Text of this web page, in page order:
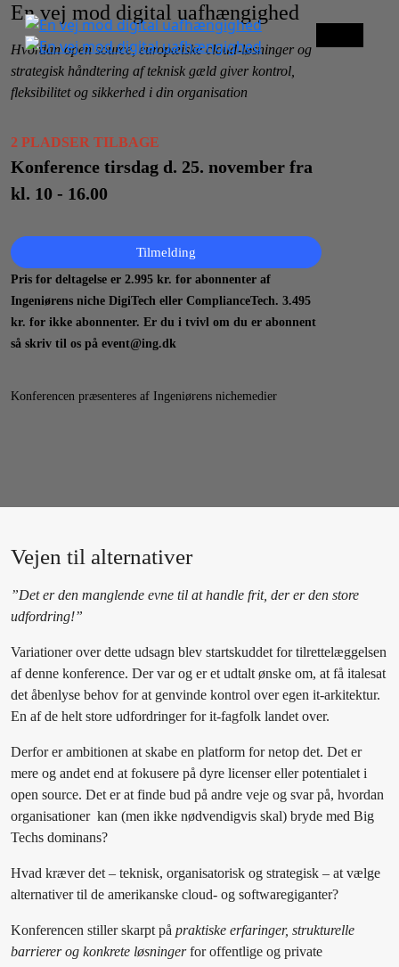
En vej mod digital uafhængighed
Hvordan open source, europæiske cloud-løsninger og
strategisk håndtering af teknisk gæld giver kontrol,
fleksibilitet og sikkerhed i din organisation
2 PLADSER TILBAGE
Konference tirsdag d. 25. november fra
kl. 10 - 16.00
Tilmelding
Pris for deltagelse er 2.995 kr. for abonnenter af
Ingeniørens niche DigiTech eller ComplianceTech. 3.495
kr. for ikke abonnenter. Er du i tvivl om du er abonnent
så skriv til os på event@ing.dk
Konferencen præsenteres af Ingeniørens nichemedier
Vejen til alternativer
”Det er den manglende evne til at handle frit, der er den store
udfordring!”
Variationer over dette udsagn blev startskuddet for tilrettelæggelsen
af denne konference. Der var og er et udtalt ønske om, at få italesat
det åbenlyse behov for at genvinde kontrol over egen it-arkitektur.
En af de helt store udfordringer for it-fagfolk landet over.
Derfor er ambitionen at skabe en platform for netop det. Det er
mere og andet end at fokusere på dyre licenser eller potentialet i
open source. Det er at finde bud på andre veje og svar på, hvordan
organisationer kan (men ikke nødvendigvis skal) bryde med Big
Techs dominans?
Hvad kræver det – teknisk, organisatorisk og strategisk – at vælge
alternativer til de amerikanske cloud- og softwaregiganter?
Konferencen stiller skarpt på praktiske erfaringer, strukturelle
barrierer og konkrete løsningerfor offentlige og private